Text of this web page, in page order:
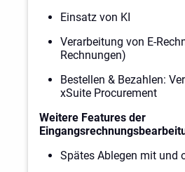
Einsatz von KI
Verarbeitung von E-
Rechnungen)
Bestellen & Bezahlen:
xSuite Procurement
Weitere Features der
Spätes Ablegen mit und